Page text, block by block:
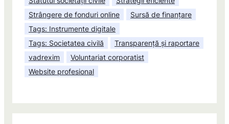
Strângere de fonduri online
Sursă de finanțare
Tags: Instrumente digitale
Tags: Societatea civilă
Transparență și raportare
vadrexim
Voluntariat corporatist
Website profesional